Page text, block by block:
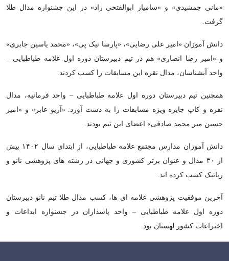
Designed and Developed by Kavano Team 2016-18
«مانی جمشیدی» و «سامیار ابوالفتحی راد» در این جشنواره مدال طلا
گرفت.
دانش آموزان «امیر علی رضایی»، «پارسا نیک پی»، «محمد یاسین جابری»
و «امیر رضا انصاری» هم در تیم دبیرستان دوره اول علامه طباطبایی –
واحد آبشناسان، مدال نقره این مسابقات را کسب کردند.
همچنین تیم دبیرستان دوره اول علامه طباطبایی – واحد فرمانیه، مدال
نقره و کاپ جایزه ویژه مسابقات را به دست آورد. «آریو عابر» و «امیر
حسین میر محمد صادقی» اعضای این تیم بودند.
دانش آموزان مدارس مجتمع علامه طباطبایی، از ابتدای سال ۱۴۰۲ بیش
از ۳۰ مدال و عنوان برتر کشوری و جهانی در رشته های پژوهشی نانو و
رباتیک کسب کرده اند.
آخرین موفقیت پژوهشی علامه ای ها، کسب مدال طلا تیم نانو دبیرستان
دوره اول علامه طباطبایی – واحد پاسداران در جشنواره ابداعات و
اختراعات کشور لهستان بود.